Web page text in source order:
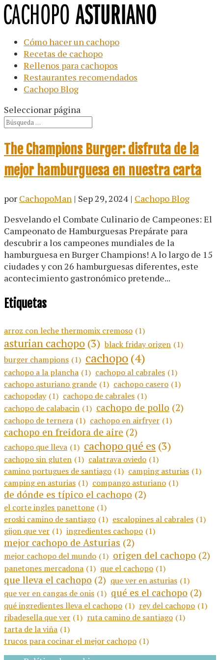
Cómo hacer un cachopo
Recetas de cachopo
Rellenos para cachopos
Restaurantes recomendados
Cachopo Blog
Seleccionar página
The Champions Burger: disfruta de la
mejor hamburguesa en nuestra carta
por CachopoMan | Sep 29, 2024 | Cachopo Blog
Desvelando el Combate Culinario de Campeones: El
Campeonato de Hamburguesas Prepárate para
descubrir a los campeones mundiales de la
hamburguesa en Burger Champions! A lo largo de 15
ciudades y con 26 hamburguesas diferentes, este
acontecimiento gastronómico pretende...
Etiquetas
arroz con leche thermomix cremoso (1)
asturian cachopo (3) black friday origen (1)
burger champions (1) cachopo(4)
cachopo a la plancha (1) cachopo al cabrales (1)
cachopo asturiano grande (1) cachopo casero (1)
cachopoday (1) cachopo de cabrales (1)
cachopo de calabacin (1) cachopo de pollo (2)
cachopo de ternera (1) cachopo en airfryer (1)
cachopo en freidora de aire (2)
cachopo que lleva (1) cachopo qué es (3)
cachopo sin gluten (1) calatrava oviedo (1)
camino portugues de santiago (1) camping asturias (1)
camping en asturias (1) compango asturiano (1)
de dónde es típico el cachopo (2)
el corte ingles panettone (1)
eroski camino de santiago (1) escalopines al cabrales (1)
gijon que ver (1) ingredientes cachopo (1)
mejor cachopo de Asturias (2)
mejor cachopo del mundo (1) origen del cachopo (2)
panetones mercadona (1) que el cachopo (1)
que lleva el cachopo (2) que ver en asturias (1)
que ver en cangas de onis (1) qué es el cachopo (2)
qué ingredientes lleva el cachopo (1) rey del cachopo (1)
ribadesella que ver (1) ruta camino de santiago (1)
tarta de la viña (1)
trucos para cocinar el mejor cachopo (1)